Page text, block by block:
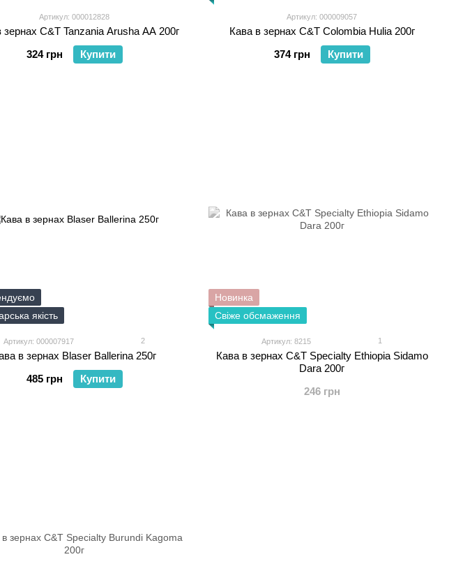
Артикул: 000012828
зернах C&T Tanzania Arusha AA 200г
324 грн
Купити
Артикул: 000009057
Кава в зернах C&T Colombia Hulia 200г
374 грн
Купити
якість
Артикул: 000007917 2
в зернах Blaser Ballerina 250г
485 грн
Купити
Новинка
Свіже обсмаження
Артикул: 8215 1
Кава в зернах C&T Specialty Ethiopia Sidamo
Dara 200г
246 грн